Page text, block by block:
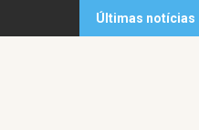
to
Últimas notícias
para pais e filhos
Coopercocal